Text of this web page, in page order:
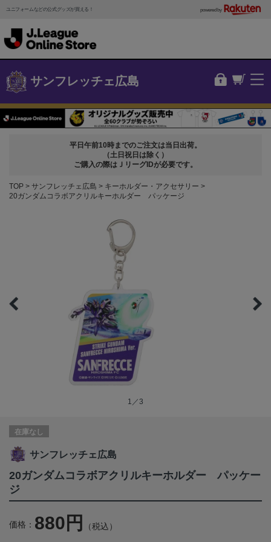
ユニフォームなどの公式グッズが買える！ powered by
サンフレッチェ広島
平日午前10時までのご注文は当日出荷。
（土日祝日は除く）
ご購入の際はＪリーグIDが必要です。
TOP サンフレッチェ広島
キーホルダー・アクセサリー
20ガンダムコラボアクリルキーホルダー パッケージ
1／3
在庫なし
サンフレッチェ広島
20ガンダムコラボアクリルキーホルダー パッケー
ジ
価格： 880円 （税込）